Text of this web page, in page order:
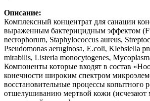
Описание:
Комплексный концентрат для санации
выраженным бактерицидным эффектом
necrophorum, Staphylococcus aureus,
Pseudomonas aeruginosa, E.coli, Klebsiella
mirabilis, Listeria monocytogenes,
Компоненты которые входят в состав
конечности широким спектром
восстановительные процессы копытного
отшелушиванию мертвой кожи (исчезают